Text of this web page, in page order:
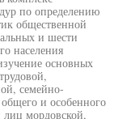
по определению
общественной
и шести
населения
основных
семейно-
и особенного
мордовской,